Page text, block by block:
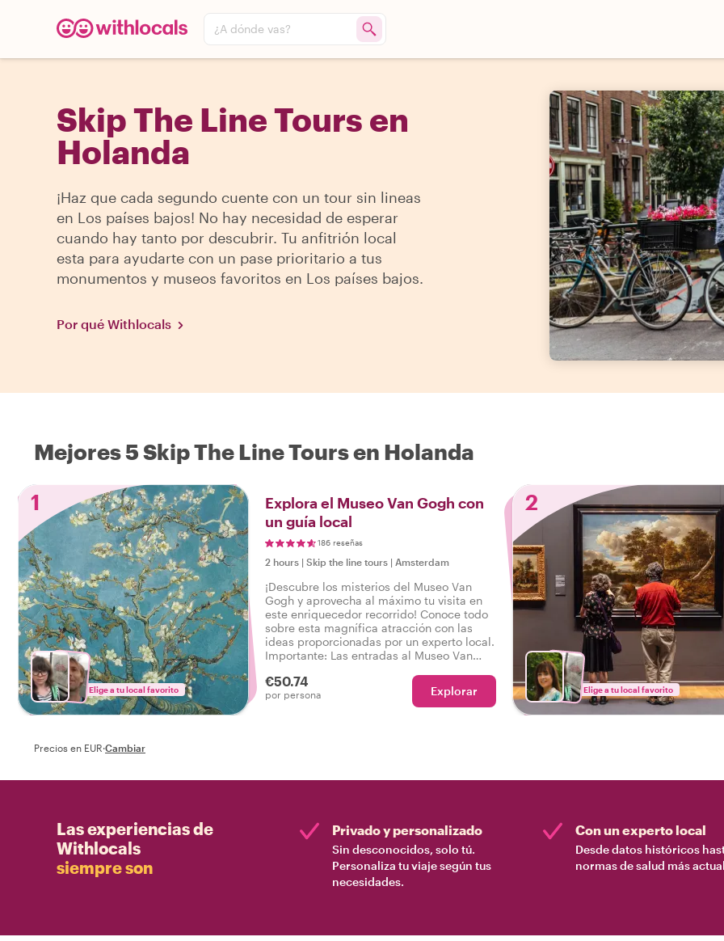
¿A dónde vas?
Skip The Line Tours en
Holanda
¡Haz que cada segundo cuente con un tour sin lineas
en Los países bajos! No hay necesidad de esperar
cuando hay tanto por descubrir. Tu anfitrión local
esta para ayudarte con un pase prioritario a tus
monumentos y museos favoritos en Los países bajos.
Por qué Withlocals
Mejores 5 Skip The Line Tours en Holanda
1
Elige a tu local favorito
Explora el Museo Van Gogh con
un guía local
186 reseñas
2 hours | Skip the line tours | Amsterdam
¡Descubre los misterios del Museo Van
Gogh y aprovecha al máximo tu visita en
este enriquecedor recorrido! Conoce todo
sobre esta magnífica atracción con las
ideas proporcionadas por un experto local.
Importante: Las entradas al Museo Van
huéspedes deberán comprarlas con
antelación.
€50.74
por persona Explorar
2
Elige a tu local favorito
Precios en EUR·Cambiar
Las experiencias de
Withlocals
siempre son
Privado y personalizado
Sin desconocidos, solo tú.
Personaliza tu viaje según tus
necesidades.
Con un experto local
Desde datos históricos
normas de salud más